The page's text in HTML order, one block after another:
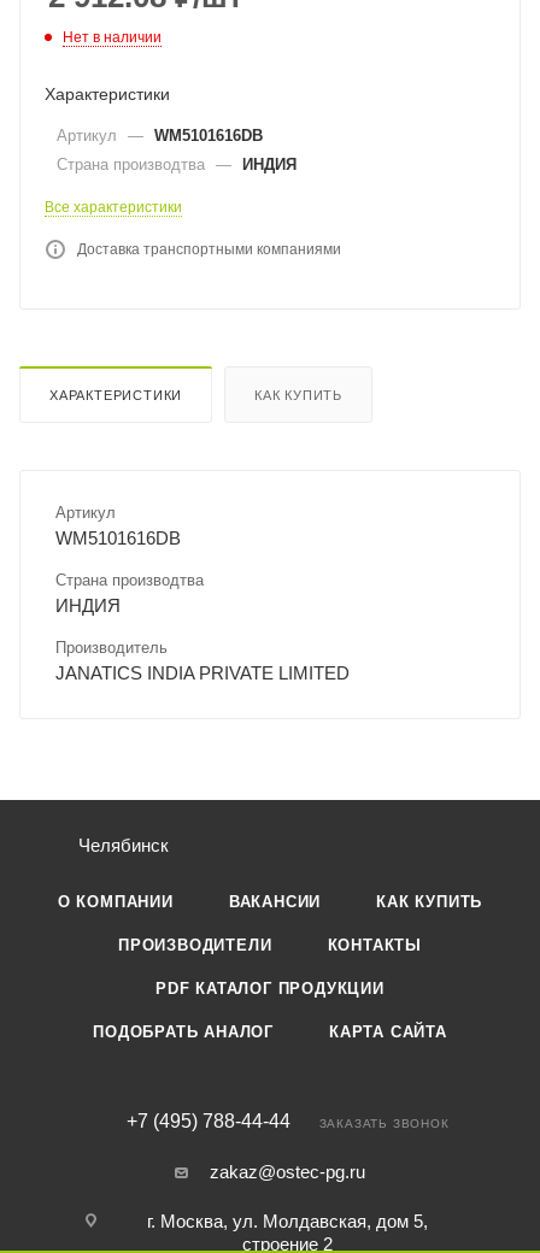
Нет в наличии
Характеристики
Артикул — WM5101616DB
Страна производтва — ИНДИЯ
Все характеристики
Доставка транспортными компаниями
ХАРАКТЕРИСТИКИ КАК КУПИТЬ
Артикул
WM5101616DB
Страна производтва
ИНДИЯ
Производитель
JANATICS INDIA PRIVATE LIMITED
Челябинск
О КОМПАНИИ ВАКАНСИИ КАК КУПИТЬ
ПРОИЗВОДИТЕЛИ КОНТАКТЫ
PDF КАТАЛОГ ПРОДУКЦИИ
ПОДОБРАТЬ АНАЛОГ КАРТА САЙТА
+7 (495) 788-44-44 ЗАКАЗАТЬ ЗВОНОК
zakaz@ostec-pg.ru
г. Москва, ул. Молдавская, дом 5,
строение 2